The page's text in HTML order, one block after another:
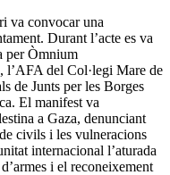
va convocar una
Durant l’acte es va
per Òmnium
l’AFA del Col·legi Mare de
de Junts per les Borges
El manifest va
a Gaza, denunciant
civils i les vulneracions
internacional l’aturada
i el reconeixement